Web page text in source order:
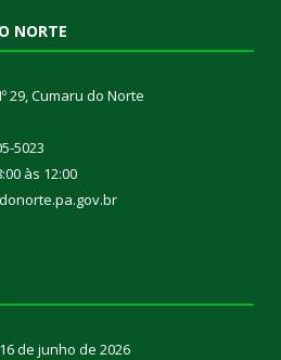
NORTE
29, Cumaru do Norte
5023
às 12:00
16 de junho de 2026